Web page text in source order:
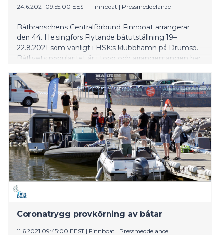
24.6.2021 09:55:00 EEST | Finnboat | Pressmeddelande
Båtbranschens Centralförbund Finnboat arrangerar
den 44. Helsingfors Flytande båtutställning 19–
22.8.2021 som vanligt i HSK:s klubbhamn på Drumsö.
Båtlivets popularitet är i topp och arrangemangen har
Coronatrygg provkörning av båtar
11.6.2021 09:45:00 EEST | Finnboat | Pressmeddelande